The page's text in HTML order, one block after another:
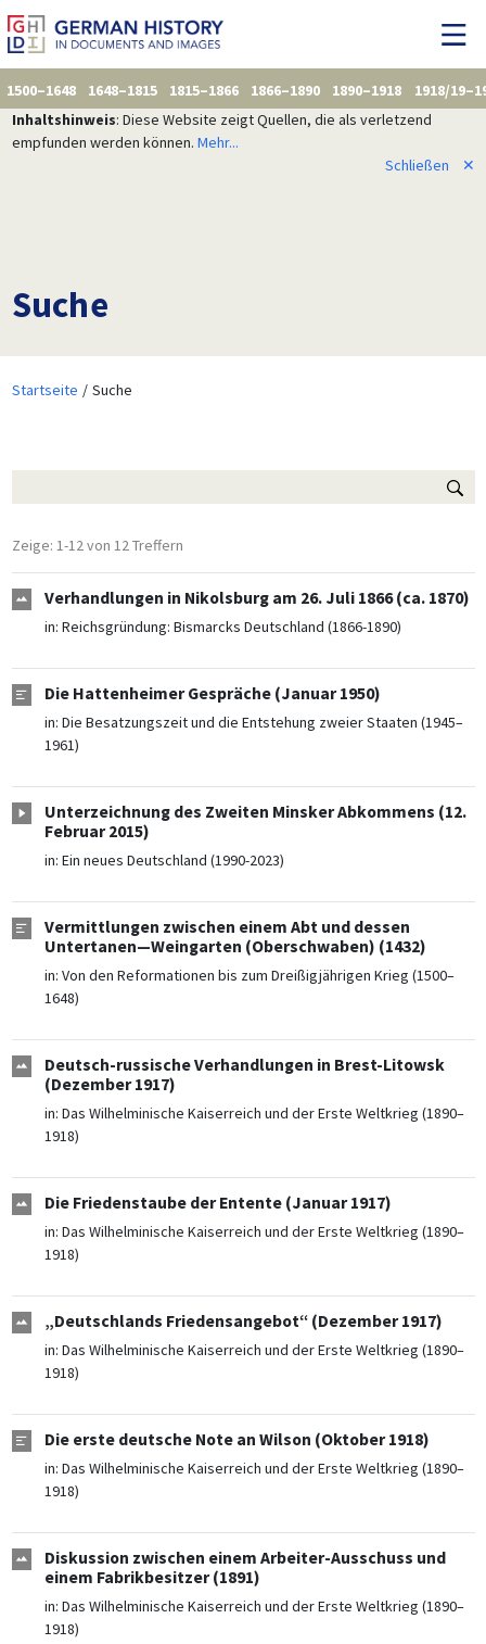
1500–1648 1648–1815 1815–1866 1866–1890 1890–1918
1918/
Inhaltshinweis: Diese Website zeigt Quellen, die als verletzend
empfunden werden können. Mehr...
Schließen
✕
Suche
Startseite Suche
Zeige: 1-12 von 12 Treffern
Verhandlungen in Nikolsburg am 26. Juli 1866 (ca. 1870)
in: Reichsgründung: Bismarcks Deutschland (1866-1890)
Die Hattenheimer Gespräche (Januar 1950)
in: Die Besatzungszeit und die Entstehung zweier Staaten (1945–
1961)
Unterzeichnung des Zweiten Minsker Abkommens (12.
Februar 2015)
in: Ein neues Deutschland (1990-2023)
Vermittlungen zwischen einem Abt und dessen
Untertanen—Weingarten (Oberschwaben) (1432)
in: Von den Reformationen bis zum Dreißigjährigen Krieg (1500–
1648)
Deutsch-russische Verhandlungen in Brest-Litowsk
(Dezember 1917)
in: Das Wilhelminische Kaiserreich und der Erste Weltkrieg (1890–
1918)
Die Friedenstaube der Entente (Januar 1917)
in: Das Wilhelminische Kaiserreich und der Erste Weltkrieg (1890–
1918)
„Deutschlands Friedensangebot“ (Dezember 1917)
in: Das Wilhelminische Kaiserreich und der Erste Weltkrieg (1890–
1918)
Die erste deutsche Note an Wilson (Oktober 1918)
in: Das Wilhelminische Kaiserreich und der Erste Weltkrieg (1890–
1918)
Diskussion zwischen einem Arbeiter-Ausschuss und
einem Fabrikbesitzer (1891)
in: Das Wilhelminische Kaiserreich und der Erste Weltkrieg (1890–
1918)